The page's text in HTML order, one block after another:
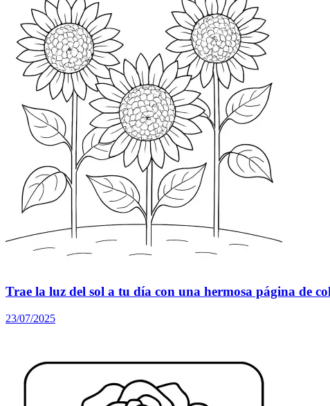
Trae la luz del sol a tu día con una hermosa página de
23/07/2025